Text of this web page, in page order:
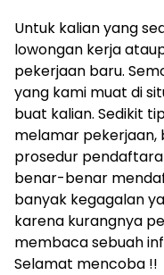
Untuk kalian yang
lowongan kerja
pekerjaan baru.
yang kami muat di
buat kalian. Sedikit
melamar pekerjaan,
prosedur
benar-benar
banyak kegagalan
karena kurangnya
membaca sebuah
Selamat mencoba !!